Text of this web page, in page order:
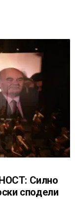
Силно
сподели